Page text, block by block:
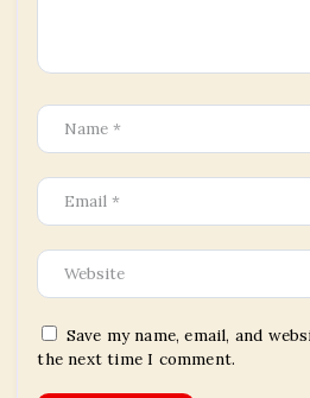
Save my name, email, and
the next time I comment.